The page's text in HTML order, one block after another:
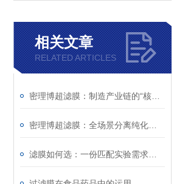
相关文章
RELATED ARTICLES